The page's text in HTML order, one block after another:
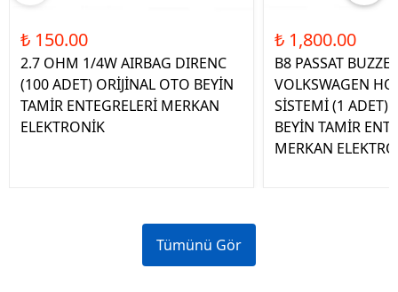
₺ 150.00
2.7 OHM 1/4W AIRBAG DIRENC
(100 ADET) ORİJİNAL OTO BEYİN
TAMİR ENTEGRELERİ MERKAN
ELEKTRONİK
₺ 1,800.00
B8 PASSAT
VOLKSWAGEN
SİSTEMİ (1 ADET)
BEYİN TAMİR
MERKAN
Tümünü Gör